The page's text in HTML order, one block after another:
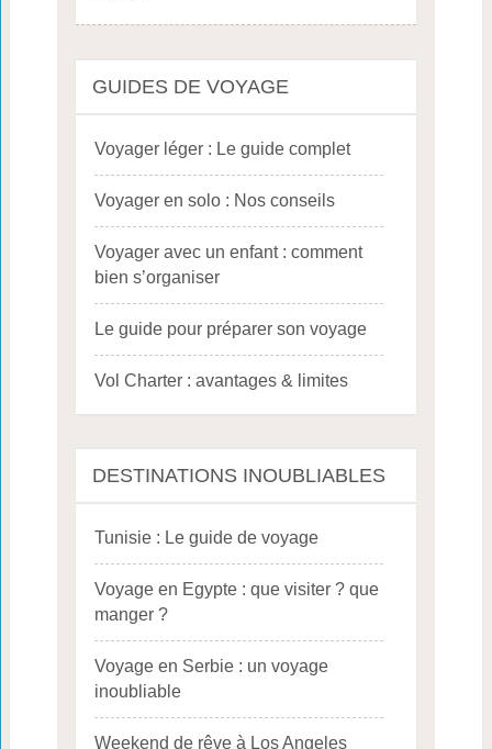
GUIDES DE VOYAGE
Voyager léger : Le guide complet
Voyager en solo : Nos conseils
Voyager avec un enfant : comment
bien s’organiser
Le guide pour préparer son voyage
Vol Charter : avantages & limites
DESTINATIONS INOUBLIABLES
Tunisie : Le guide de voyage
Voyage en Egypte : que visiter ? que
manger ?
Voyage en Serbie : un voyage
inoubliable
Weekend de rêve à Los Angeles